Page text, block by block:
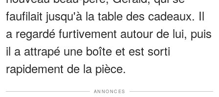
faufilait jusqu'à la table des cadeaux. Il
a regardé furtivement autour de lui, puis
il a attrapé une boîte et est sorti
rapidement de la pièce.
ANNONCES